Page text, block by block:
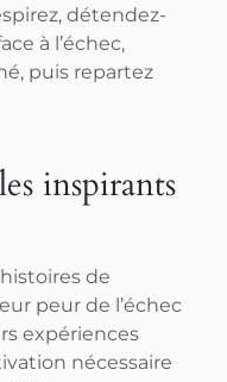
détendez-
à l’échec,
puis repartez
inspirants
de
peur de l’échec
expériences
nécessaire